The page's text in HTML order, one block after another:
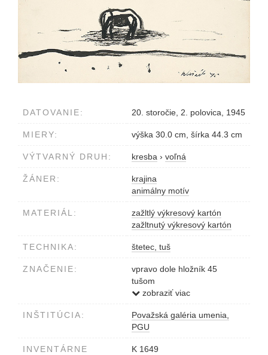
DATOVANIE: 20. storočie, 2. polovica, 1945
MIERY: výška 30.0 cm, šírka 44.3 cm
VÝTVARNÝ DRUH: kresba › voľná
ŽÁNER:
krajina
animálny motív
MATERIÁL:
zažltlý výkresový kartón
zažltnutý výkresový kartón
TECHNIKA: štetec, tuš
ZNAČENIE:
vpravo dole hložník 45
tušom
null0001000058
zobraziť viac
INŠTITÚCIA:
Považská galéria umenia,
PGU
INVENTÁRNE
K 1649